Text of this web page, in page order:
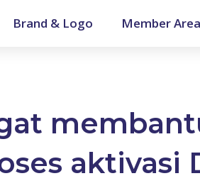
Brand & Logo Member Area
aktivasi